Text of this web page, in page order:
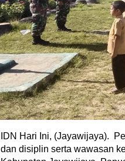
IDN Hari Ini, (Jayawijaya).
dan disiplin serta wawasan